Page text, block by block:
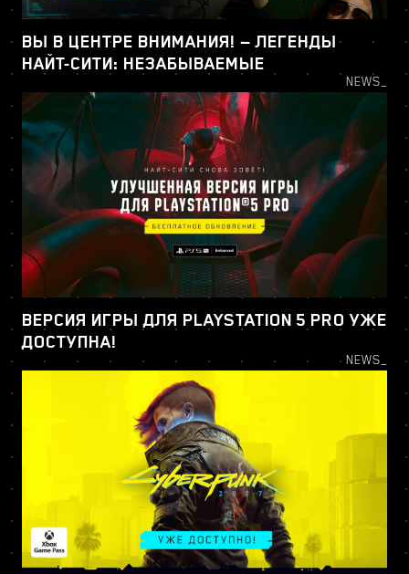
ВЫ В ЦЕНТРЕ ВНИМАНИЯ! — ЛЕГЕНДЫ
НАЙТ-СИТИ: НЕЗАБЫВАЕМЫЕ
NEWS_
ВЕРСИЯ ИГРЫ ДЛЯ PLAYSTATION 5 PRO УЖЕ
ДОСТУПНА!
NEWS_